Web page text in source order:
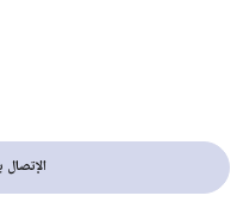
الإتصال